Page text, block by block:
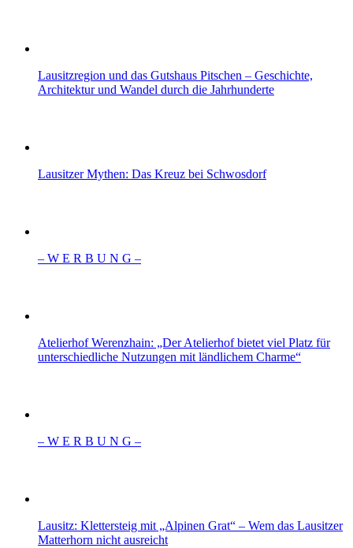
Lausitzregion und das Gutshaus Pitschen – Geschichte,
Architektur und Wandel durch die Jahrhunderte
Lausitzer Mythen: Das Kreuz bei Schwosdorf
– W Ε R Β U Ν G –
Atelierhof Werenzhain: „Der Atelierhof bietet viel Platz für
unterschiedliche Nutzungen mit ländlichem Charme“
– W Ε R Β U Ν G –
Lausitz: Klettersteig mit „Alpinen Grat“ – Wem das Lausitzer
Matterhorn nicht ausreicht